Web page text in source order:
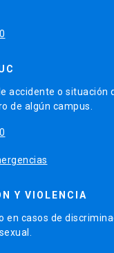
accidente o situación
de algún campus.
Y VIOLENCIA
en casos de